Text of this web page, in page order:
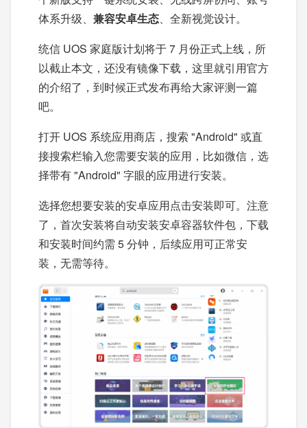
体系升级、 兼容安卓生态、全新视觉设计。
统信 UOS 家庭版计划将于 7 月份正式上线，所
以截止本文，还没有镜像下载，这里就引用官方
的介绍了，到时候正式发布再给大家评测一篇
吧。
打开 UOS 系统应用商店，搜索 "Android" 或直
接搜索栏输入您需要安装的应用，比如微信，选
择带有 "Android" 字眼的应用进行安装。
选择您想要安装的安卓应用点击安装即可。注意
了，首次安装将自动安装安卓容器软件包，下载
和安装时间约需 5 分钟，后续应用可正常安
装，无需等待。